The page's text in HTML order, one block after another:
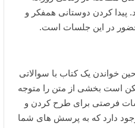
پیدا کردن دوستانی همفکر و
در این جلسات است.
خواندن یک کتاب با سوالاتی
است بخشی از متن را متوجه
فرصتی برای طرح کردن و
دارد که به پرسش های شما